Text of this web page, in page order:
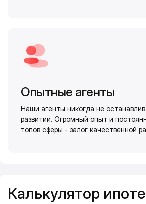
Опытные агенты
Наши агенты никогда не
развитии. Огромный опыт и
топов сферы - залог качественной
Калькулятор